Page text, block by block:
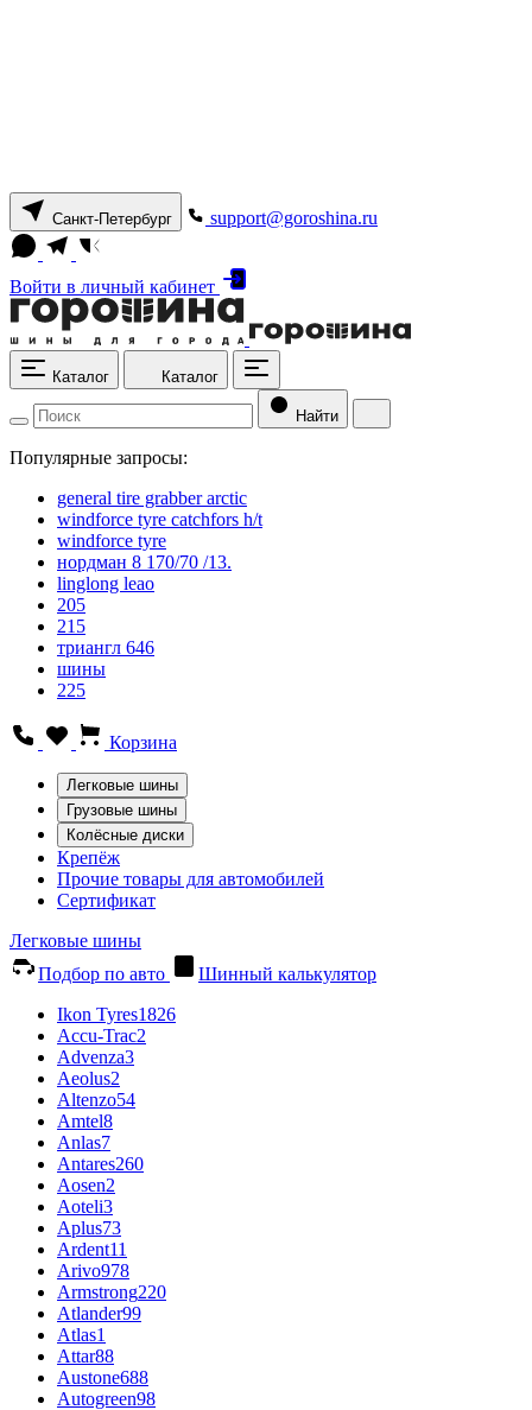
Санкт-Петербург support@goroshina.ru
Войти в личный кабинет
Каталог Каталог
Найти
Популярные запросы:
general tire grabber arctic
windforce tyre catchfors h/t
windforce tyre
нордман 8 170/70 /13.
linglong leao
205
215
триангл 646
шины
225
Корзина
Легковые шины
Грузовые шины
Колёсные диски
Крепёж
Прочие товары для автомобилей
Сертификат
Легковые шины
Подбор по авто
Шинный калькулятор
Ikon Tyres1826
Accu-Trac2
Advenza3
Aeolus2
Altenzo54
Amtel8
Anlas7
Antares260
Aosen2
Aoteli3
Aplus73
Ardent11
Arivo978
Armstrong220
Atlander99
Atlas1
Attar88
Austone688
Autogreen98